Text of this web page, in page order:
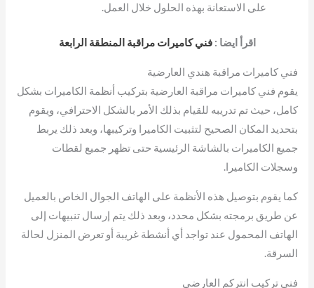
على الاستعانة بهذه الحلول خلال العمل.
اقرأ ايضا :فني كاميرات مراقبة المنطقة الرابعة
فني كاميرات مراقبة هندي العارضية
يقوم فني كاميرات مراقبة العارضية بتركيب أنظمة الكاميرات بشكل
كامل، حيث تم تدريبه للقيام بذلك الأمر بالشكل الاحترافي، ويقوم
بتحديد المكان الصحيح لتثبيت الكاميرا وتركيبها، وبعد ذلك يربط
جميع الكاميرات بالشاشة الرئيسية حتى تظهر جميع لقطات
وسجلات الكاميرا.
كما يقوم بتوصيل هذه الأنظمة على الهاتف الجوال الخاص بالعميل
عن طريق برمجته بشكل محدد، وبعد ذلك يتم إرسال تنبيهات إلى
الهاتف المحمول عند تواجد أي أنشطة غريبة أو تعرض المنزل لحالة
السرقة.
فني تركيب انتركم العارضي